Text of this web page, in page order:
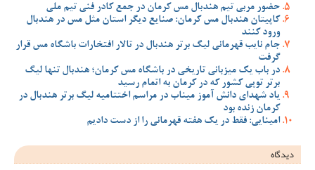
حضور مربی تیم هندبال مس کرمان در جمع کادر فنی تیم ملی
کاپیتان هندبال مس کرمان: صنایع دیگر استان مثل مس در هندبال
ورود کنند
جام نایب قهرمانی لیگ برتر هندبال در تالار افتخارات باشگاه مس قرار
گرفت
در باب یک میزبانی تاریخی در باشگاه مس کرمان؛ هندبال تنها لیگ
برتر توپی کشور که در کرمان به اتمام رسید
یاد شهدای دانش آموز میناب در مراسم اختتامیه لیگ برتر هندبال در
کرمان زنده بود
امینایی: فقط در یک هفته قهرمانی را از دست دادیم
دیدگاه